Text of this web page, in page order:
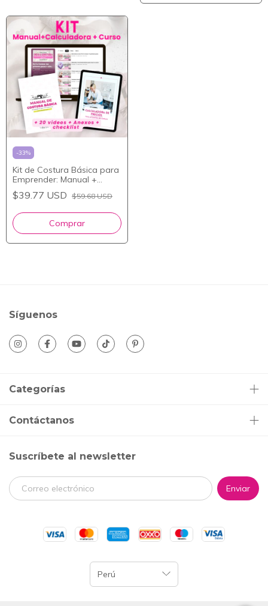
-33%
Kit de Costura Básica para
Emprender: Manual +
Calculadora + Curso
$39.77 USD $59.68 USD
Síguenos
Categorías
Contáctanos
Suscríbete al newsletter